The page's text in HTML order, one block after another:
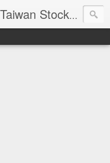
上班族投資理財 - Invest In Taiwan Stock Market